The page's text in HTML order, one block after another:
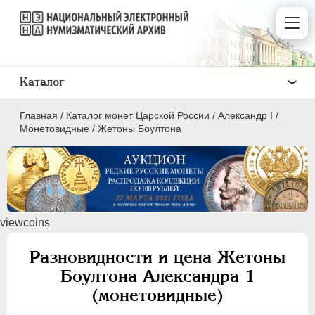
Главная / Каталог монет Царской России / Александр I /
Монетовидные / Жетоны Боултона
viewcoins
Разновидности и цена Жетоны
Боултона Александра 1
(монетовидные)
Каталог
ПEТР I 1699 - 1725
ЕКАТЕРИНА I
АННА ИОАННОВНА 1730-1740
ИОАНН АНТОНОВИЧ 1740-1741
1741-1762